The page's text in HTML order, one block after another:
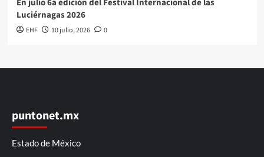
En julio 6a edición del Festival Internacional de las
Luciérnagas 2026
EHF 10 julio, 2026 0
puntonet.mx
Estado de México